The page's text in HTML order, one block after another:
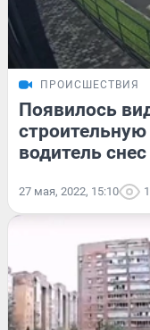
ПРОИСШЕСТВИЯ
Появилось
водитель
27 мая, 2022, 15:10